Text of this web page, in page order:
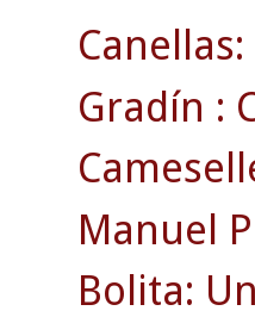
Gradín :
Manuel
Bolita: